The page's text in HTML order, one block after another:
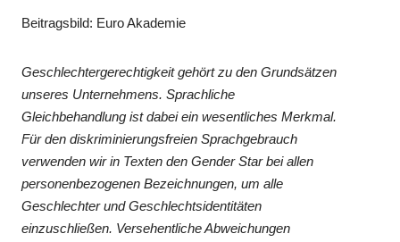
Beitragsbild: Euro Akademie
Geschlechtergerechtigkeit gehört zu den Grundsätzen
unseres Unternehmens. Sprachliche
Gleichbehandlung ist dabei ein wesentliches Merkmal.
Für den diskriminierungsfreien Sprachgebrauch
verwenden wir in Texten den Gender Star bei allen
personenbezogenen Bezeichnungen, um alle
Geschlechter und Geschlechtsidentitäten
einzuschließen. Versehentliche Abweichungen